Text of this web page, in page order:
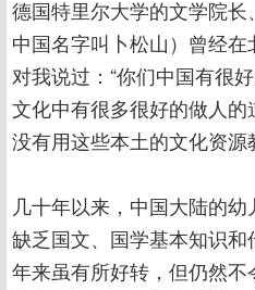
德国特里尔大学的文学院
中国名字叫卜松山）曾经
对我说过：“你们中国有很
文化中有很多很好的做人的
没有用这些本土的文化资
几十年以来，中国大陆的幼
缺乏国文、国学基本知识
年来虽有所好转，但仍然